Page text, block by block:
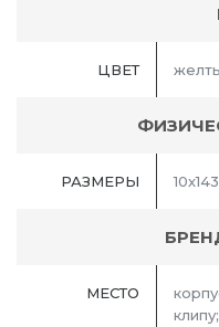
ЦВЕТ
РАЗМЕРЫ
МЕСТО